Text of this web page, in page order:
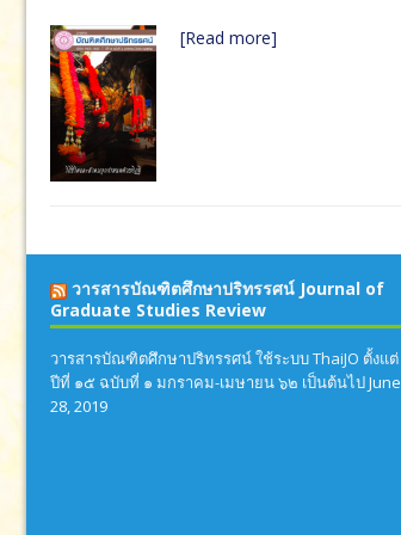
[Read more]
วารสารบัณฑิตศึกษาปริทรรศน์ Journal of
Graduate Studies Review
วารสารบัณฑิตศึกษาปริทรรศน์ ใช้ระบบ ThaiJO ตั้งแต่
ปีที่ ๑๕ ฉบับที่ ๑ มกราคม-เมษายน ๖๒ เป็นต้นไปJune
28, 2019